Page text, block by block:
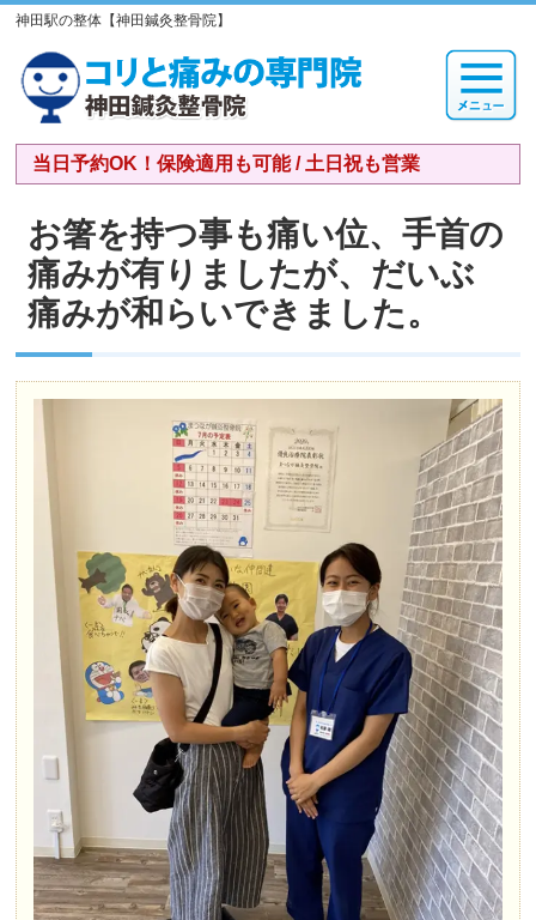
神田駅の整体【神田鍼灸整骨院】
当日予約OK！保険適用も可能 / 土日祝も営業
お箸を持つ事も痛い位、手首の
痛みが有りましたが、だいぶ
痛みが和らいできました。